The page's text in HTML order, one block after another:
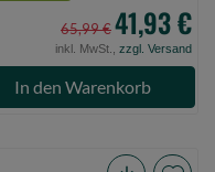
65,99 €41,93 €
inkl. MwSt., zzgl. Versand
In den Warenkorb